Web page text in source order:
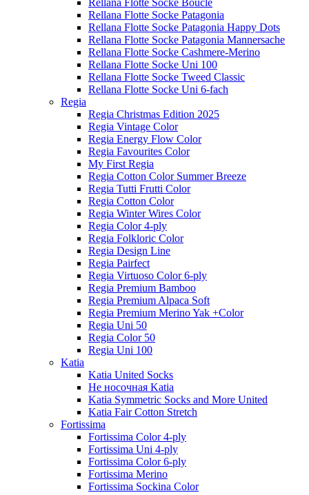
Rellana Flotte Socke Boucle
Rellana Flotte Socke Patagonia
Rellana Flotte Socke Patagonia Happy Dots
Rellana Flotte Socke Patagonia Mannersache
Rellana Flotte Socke Cashmere-Merino
Rellana Flotte Socke Uni 100
Rellana Flotte Socke Tweed Classic
Rellana Flotte Socke Uni 6-fach
Regia
Regia Christmas Edition 2025
Regia Vintage Color
Regia Energy Flow Color
Regia Favourites Color
My First Regia
Regia Cotton Color Summer Breeze
Regia Tutti Frutti Color
Regia Cotton Color
Regia Winter Wires Color
Regia Color 4-ply
Regia Folkloric Color
Regia Design Line
Regia Pairfect
Regia Virtuoso Color 6-ply
Regia Premium Bamboo
Regia Premium Alpaca Soft
Regia Premium Merino Yak +Color
Regia Uni 50
Regia Color 50
Regia Uni 100
Katia
Katia United Socks
Не носочная Katia
Katia Symmetric Socks and More United
Katia Fair Cotton Stretch
Fortissima
Fortissima Color 4-ply
Fortissima Uni 4-ply
Fortissima Color 6-ply
Fortissima Merino
Fortissima Sockina Color